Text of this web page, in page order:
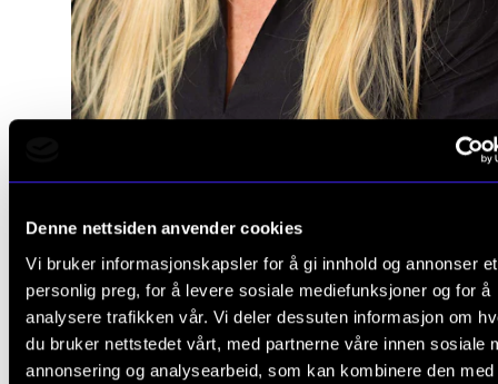
Denne nettsiden anvender cookies
Vi bruker informasjonskapsler for å gi innhold og annonser et
personlig preg, for å levere sosiale mediefunksjoner og for å
analysere trafikken vår. Vi deler dessuten informasjon om
du bruker nettstedet vårt, med partnerne våre innen sosiale
annonsering og analysearbeid, som kan kombinere den med
Hva er vår samfunnsrolle?
bidrar vi til samfunnet, og
utfordrer samfunnet oss?
professor